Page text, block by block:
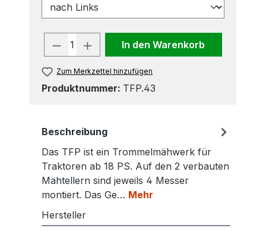
Produkt Anzahl: Gib den
In den Warenkorb
Zum Merkzettel hinzufügen
Produktnummer: TFP.43
Beschreibung
Das TFP ist ein Trommelmähwerk für
Traktoren ab 18 PS. Auf den 2 verbauten
Mähtellern sind jeweils 4 Messer
montiert. Das Ge… Mehr
Hersteller